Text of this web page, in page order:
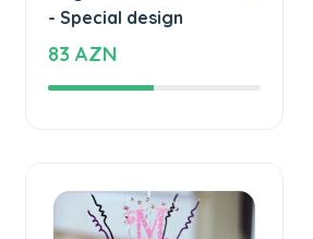
- Special design
83 AZN